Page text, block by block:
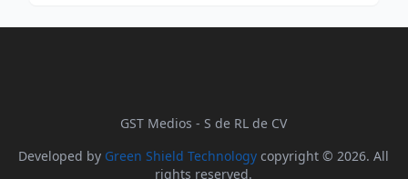
GST Medios - S de RL de CV
Developed by Green Shield Technology copyright © 2026. All
rights reserved.